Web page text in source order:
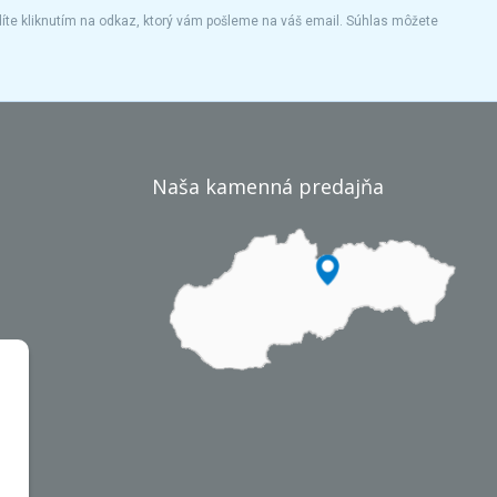
kliknutím na odkaz, ktorý vám pošleme na váš email. Súhlas môžete
Naša kamenná predajňa